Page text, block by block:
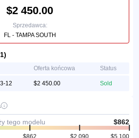
$2 450.00
Sprzedawca:
FL - TAMPA SOUTH
Oferta końcowa Status
12 $2 450.00 Sold
tego modelu $862
$862 $2,090 $5,100